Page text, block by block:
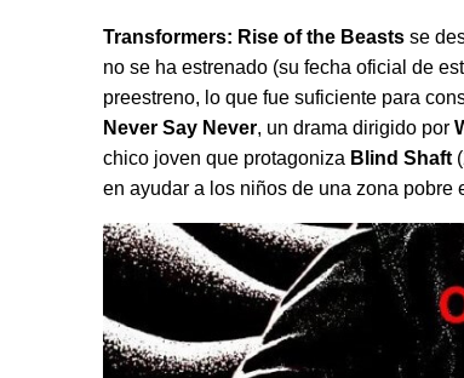
Transformers: Rise of the Beastsse
no se ha estrenado (su fecha oficial de
preestreno, lo que fue suficiente para
Never Say Never, un drama dirigido por
chico joven que protagoniza Blind Shaft
en ayudar a los niños de una zona pobre